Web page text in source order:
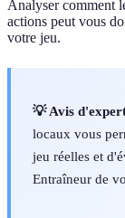
Analyser comment
actions peut vous
votre jeu.
💡 Avis
locaux vous
jeu réelles et
Entraîneur de